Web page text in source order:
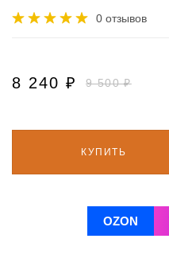
0 отзывов
8 240 ₽ 9 500 ₽
КУПИТЬ
OZON